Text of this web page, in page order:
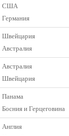
США
Германия
Швейцария
Австралия
Австралия
Швейцария
Панама
Босния и Герцеговина
Англия